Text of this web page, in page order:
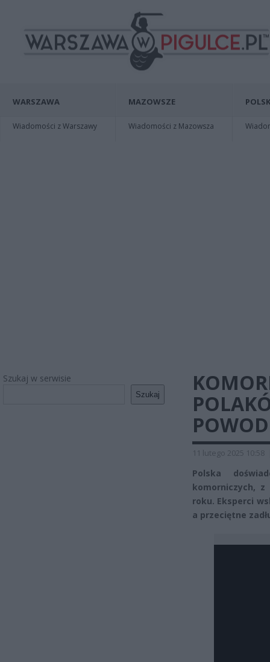
WARSZAWA
Wiadomości z Warszawy
MAZOWSZE
Wiadomości z Mazowsza
Szukaj w serwisie
Szukaj
11 lutego 2025 10:58
Polska
komorniczych, z
roku. Eksperci
a przeciętne